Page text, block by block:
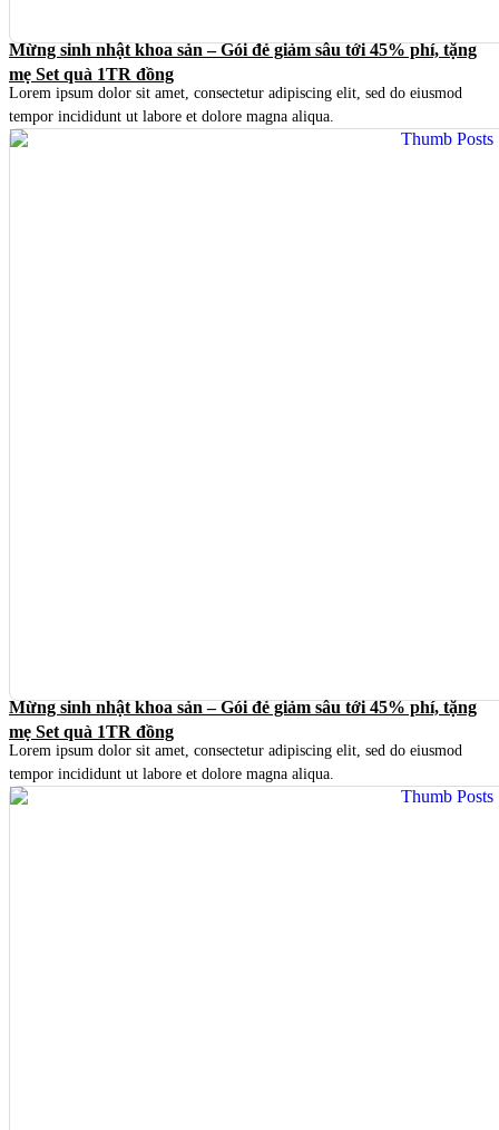
Mừng sinh nhật khoa sản – Gói đẻ giảm sâu tới 45% phí, tặng
mẹ Set quà 1TR đồng
Lorem ipsum dolor sit amet, consectetur adipiscing elit, sed do eiusmod
tempor incididunt ut labore et dolore magna aliqua.
Mừng sinh nhật khoa sản – Gói đẻ giảm sâu tới 45% phí, tặng
mẹ Set quà 1TR đồng
Lorem ipsum dolor sit amet, consectetur adipiscing elit, sed do eiusmod
tempor incididunt ut labore et dolore magna aliqua.